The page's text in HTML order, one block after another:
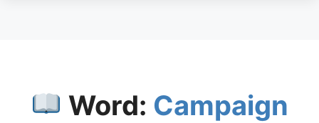
Word: Campaign